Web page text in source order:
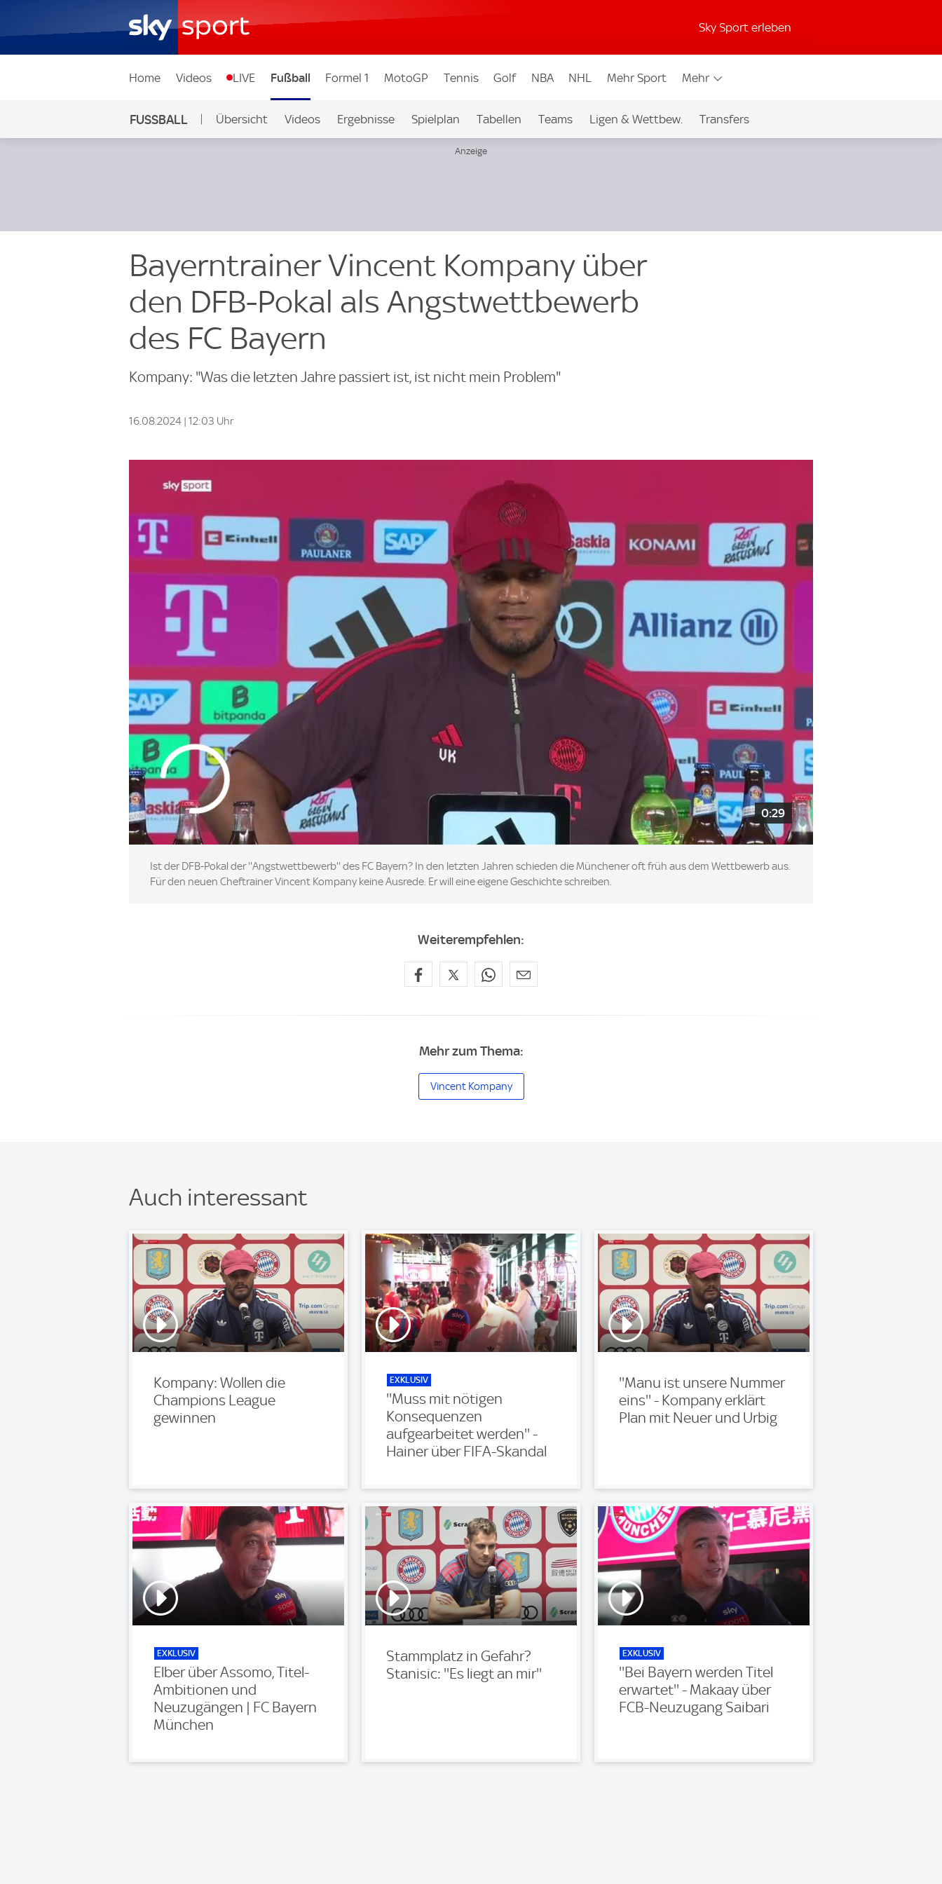
Sky Sport erleben
Home Videos LIVE Fußball Formel 1 MotoGP Tennis Golf NBA NHL Mehr Sport Mehr
FUSSBALL Übersicht Videos Ergebnisse Spielplan Tabellen Teams Ligen & Wettbew. Transfers
Bayerntrainer Vincent Kompany über
den DFB-Pokal als Angstwettbewerb
des FC Bayern
Kompany: "Was die letzten Jahre passiert ist, ist nicht mein Problem"
16.08.2024 | 12:03 Uhr
0:29
Ist der DFB-Pokal der ''Angstwettbewerb'' des FC Bayern? In den letzten Jahren schieden die Münchener oft früh aus dem Wettbewerb aus.
Für den neuen Cheftrainer Vincent Kompany keine Ausrede. Er will eine eigene Geschichte schreiben.
Weiterempfehlen:
Mehr zum Thema:
Vincent Kompany
Auch interessant
Kompany: Wollen die
Champions League
gewinnen
EXKLUSIV
''Muss mit nötigen
Konsequenzen
aufgearbeitet werden'' -
Hainer über FIFA-Skandal
''Manu ist unsere Nummer
eins'' - Kompany erklärt
Plan mit Neuer und Urbig
EXKLUSIV
Elber über Assomo, Titel-
Ambitionen und
Neuzugängen | FC Bayern
München
Stammplatz in Gefahr?
Stanisic: ''Es liegt an mir''
EXKLUSIV
''Bei Bayern werden Titel
erwartet'' - Makaay über
FCB-Neuzugang Saibari